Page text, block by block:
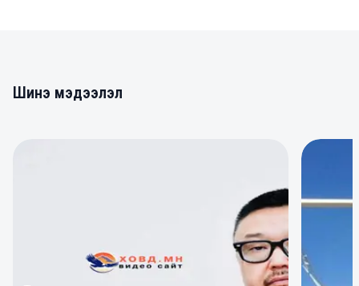
Шинэ мэдээлэл